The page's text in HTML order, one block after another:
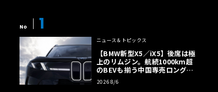
No 1
ニュース＆トピックス
【BMW新型X5／iX5】後席は極
上のリムジン。航続1000km超
のBEVも揃う中国専売ロング仕
様の全貌
2026 8/6